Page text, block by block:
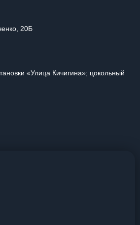
20Б
«Улица Кичигина»; цокольный